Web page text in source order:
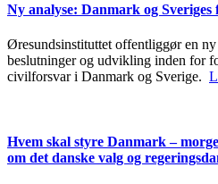
Ny analyse: Danmark og Sveriges
Øresundsinstituttet offentliggør en
beslutninger og udvikling inden for
civilforsvar i Danmark og Sverige.
Hvem skal styre Danmark –
om det danske valg og